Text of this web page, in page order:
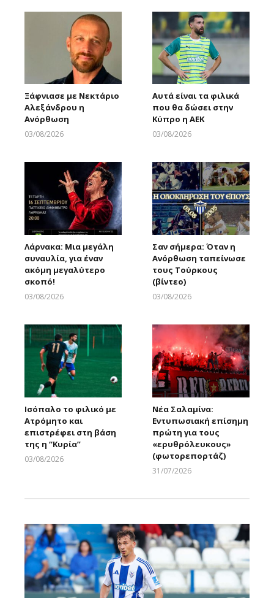
Ξάφνιασε με Νεκτάριο
Αλεξάνδρου η
Ανόρθωση
03/08/2026
Αυτά είναι τα φιλικά
που θα δώσει στην
Κύπρο η ΑΕΚ
03/08/2026
Λάρνακα: Μια μεγάλη
συναυλία, για έναν
ακόμη μεγαλύτερο
σκοπό!
03/08/2026
Σαν σήμερα: Όταν η
Ανόρθωση ταπείνωσε
τους Τούρκους
(βίντεο)
03/08/2026
Ισόπαλο το φιλικό με
Ατρόμητο και
επιστρέφει στη βάση
της η “Κυρία”
03/08/2026
Νέα Σαλαμίνα:
Εντυπωσιακή επίσημη
πρώτη για τους
«ερυθρόλευκους»
(φωτορεπορτάζ)
31/07/2026